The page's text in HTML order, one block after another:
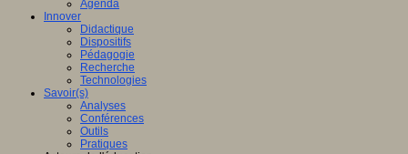
Agenda
Innover
Didactique
Dispositifs
Pédagogie
Recherche
Technologies
Savoir(s)
Analyses
Conférences
Outils
Pratiques